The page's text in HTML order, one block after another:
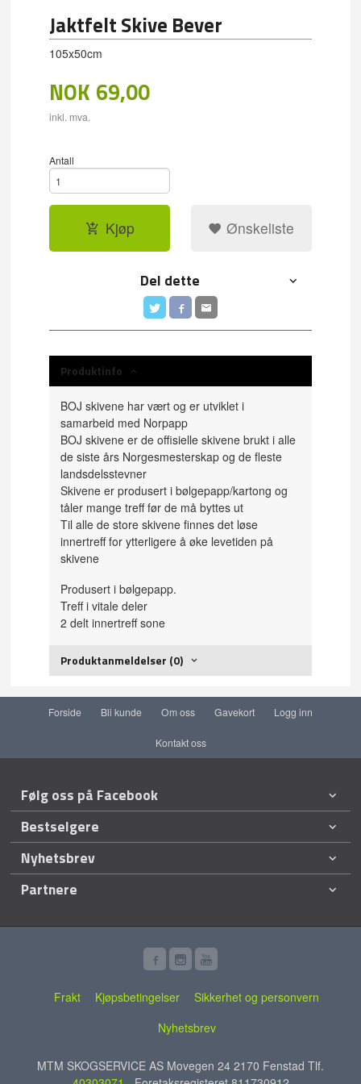
Jaktfelt Skive Bever
105x50cm
NOK 69,00
inkl. mva.
Antall
Kjøp Ønskeliste
Del dette
Produktinfo
BOJ skivene har vært og er utviklet i
samarbeid med Norpapp
BOJ skivene er de offisielle skivene brukt i alle
de siste års Norgesmesterskap og de fleste
landsdelsstevner
Skivene er produsert i bølgepapp/kartong og
tåler mange treff før de må byttes ut
Til alle de store skivene finnes det løse
innertreff for ytterligere å øke levetiden på
skivene
Produsert i bølgepapp.
Treff i vitale deler
2 delt innertreff sone
Produktanmeldelser (0)
Forside Bli kunde Om oss Gavekort Logg inn
Kontakt oss
Følg oss på Facebook
Bestselgere
Nyhetsbrev
Partnere
Frakt Kjøpsbetingelser
Sikkerhet og personvern
Nyhetsbrev
MTM SKOGSERVICE AS Movegen 24 2170 Fenstad Tlf.